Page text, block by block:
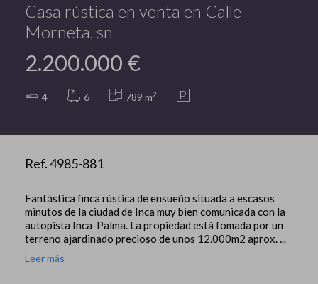
Casa rústica en venta en Calle
Morneta, sn
2.200.000 €
4 6 789 m2
Ref. 4985-881
Fantástica finca rústica de ensueño situada a escasos
minutos de la ciudad de Inca muy bien comunicada con la
autopista Inca-Palma. La propiedad está fomada por un
terreno ajardinado precioso de unos 12.000m2 aprox. ...
Leer más